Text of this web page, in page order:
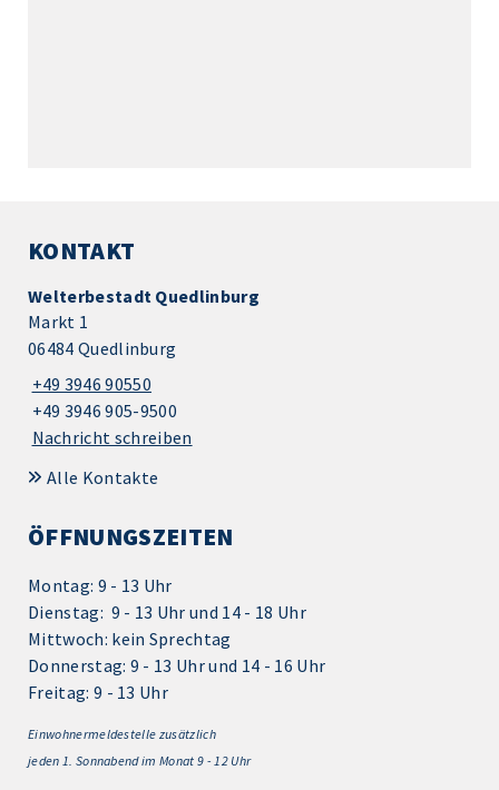
KONTAKT
Welterbestadt Quedlinburg
Markt 1
06484 Quedlinburg
+49 3946 90550
+49 3946 905-9500
Nachricht schreiben
Alle Kontakte
ÖFFNUNGSZEITEN
Montag: 9 - 13 Uhr
Dienstag: 9 - 13 Uhr und 14 - 18 Uhr
Mittwoch: kein Sprechtag
Donnerstag: 9 - 13 Uhr und 14 - 16 Uhr
Freitag: 9 - 13 Uhr
Einwohnermeldestelle zusätzlich
jeden 1. Sonnabend im Monat 9 - 12 Uhr